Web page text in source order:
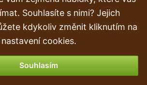
Souhlasíte s nimi? Jejich
kdykoliv změnit kliknutím na
nastavení cookies.
Souhlasím